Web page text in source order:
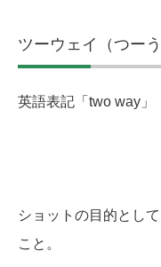
ツーウェイ（つーう
英語表記「two way」
ショットの目的とし
こと。